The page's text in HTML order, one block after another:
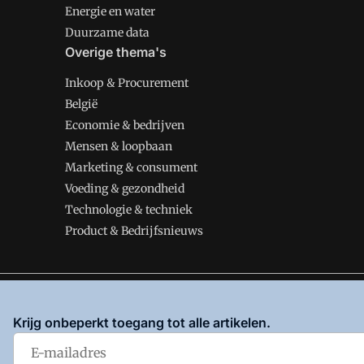
Energie en water
Duurzame data
Overige thema's
Inkoop & Procurement
België
Economie & bedrijven
Mensen & loopbaan
Marketing & consument
Voeding & gezondheid
Technologie & techniek
Product & Bedrijfsnieuws
enPrivacy en Cookie beleid |Privacy instellingen
Krijg onbeperkt toegang tot alle artikelen.